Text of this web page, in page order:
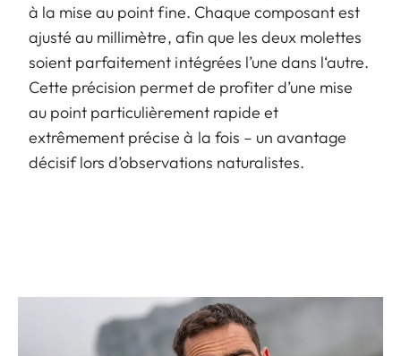
à la mise au point fine. Chaque composant est
ajusté au millimètre, afin que les deux molettes
soient parfaitement intégrées l’une dans l‘autre.
Cette précision permet de profiter d’une mise
au point particulièrement rapide et
extrêmement précise à la fois – un avantage
décisif lors d’observations naturalistes.